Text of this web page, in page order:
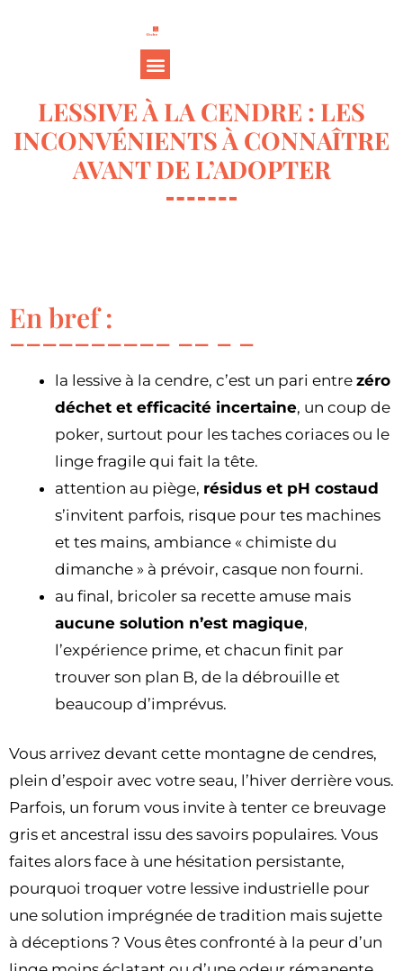
LESSIVE À LA CENDRE : LES
INCONVÉNIENTS À CONNAÎTRE
AVANT DE L’ADOPTER
En bref :
la lessive à la cendre, c’est un pari entre zéro
déchet et efficacité incertaine, un coup de
poker, surtout pour les taches coriaces ou le
linge fragile qui fait la tête.
attention au piège, résidus et pH costaud
s’invitent parfois, risque pour tes machines
et tes mains, ambiance « chimiste du
dimanche » à prévoir, casque non fourni.
au final, bricoler sa recette amuse mais
aucune solution n’est magique,
l’expérience prime, et chacun finit par
trouver son plan B, de la débrouille et
beaucoup d’imprévus.
Vous arrivez devant cette montagne de cendres,
plein d’espoir avec votre seau, l’hiver derrière vous.
Parfois, un forum vous invite à tenter ce breuvage
gris et ancestral issu des savoirs populaires. Vous
faites alors face à une hésitation persistante,
pourquoi troquer votre lessive industrielle pour
une solution imprégnée de tradition mais sujette
à déceptions ? Vous êtes confronté à la peur d’un